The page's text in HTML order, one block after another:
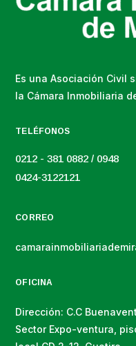
Es una Asociación Civil
la Cámara Inmobiliaria
TELÉFONOS
0212 - 381 0882 / 0948
0424-3122121
CORREO
OFICINA
Dirección: C.C
Sector Expo-ventura,